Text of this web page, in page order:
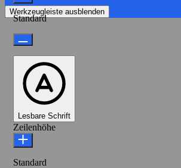
Werkzeugleiste ausblenden
Standard
Lesbare Schrift
Zeilenhöhe
Standard